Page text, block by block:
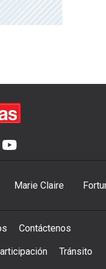
Marie Claire
Contáctenos
Tránsito